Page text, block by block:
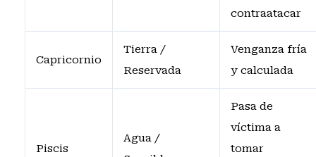
contraatacar
Capricornio
Tierra /
Reservada
Venganza fría
y calculada
Piscis
Agua /
Pasa de
víctima a
tomar